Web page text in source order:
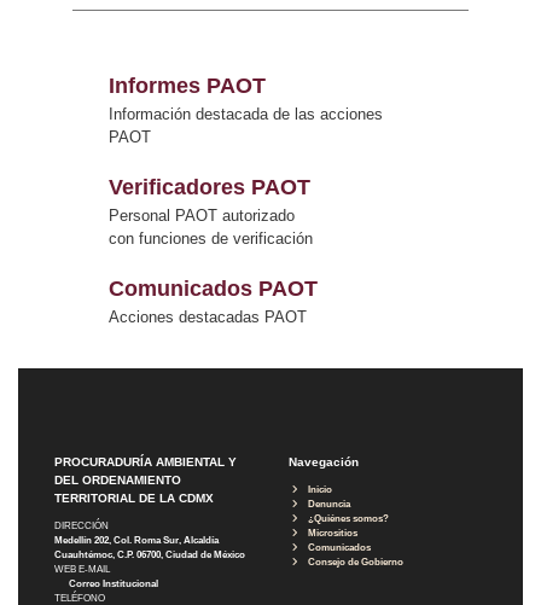
Informes PAOT
Información destacada de las acciones
PAOT
Verificadores PAOT
Personal PAOT autorizado
con funciones de verificación
Comunicados PAOT
Acciones destacadas PAOT
PROCURADURÍA AMBIENTAL Y
DEL ORDENAMIENTO
TERRITORIAL DE LA CDMX
DIRECCIÓN
Medellín 202, Col. Roma Sur, Alcaldía
Cuauhtémoc, C.P. 06700, Ciudad de México
WEB E-MAIL
Correo Institucional
TELÉFONO
Navegación
Inicio
Denuncia
¿Quiénes somos?
Micrositios
Comunicados
Consejo de Gobierno